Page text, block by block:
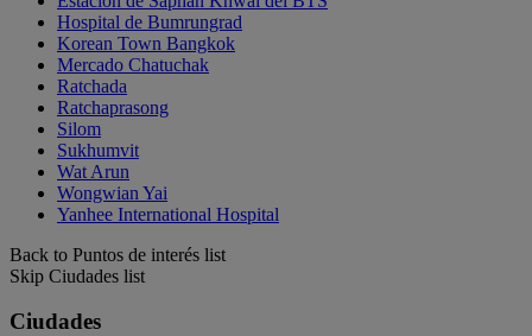
Hospital de Bumrungrad
Korean Town Bangkok
Mercado Chatuchak
Ratchada
Ratchaprasong
Silom
Sukhumvit
Wat Arun
Wongwian Yai
Yanhee International Hospital
Back to Puntos de interés list
Skip Ciudades list
Ciudades